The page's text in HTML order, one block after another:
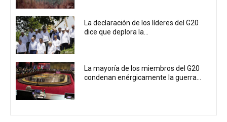
La declaración de los líderes del G20
dice que deplora la...
La mayoría de los miembros del G20
condenan enérgicamente la guerra...